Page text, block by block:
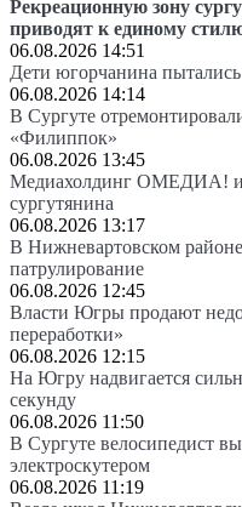
Рекреационную зону
приводят к единому
06.08.2026 14:51
Дети югорчанина пытались
06.08.2026 14:14
В Сургуте
«Филиппок»
06.08.2026 13:45
Медиахолдинг ОМЕДИА!
сургутянина
06.08.2026 13:17
В Нижневартовском
патрулирование
06.08.2026 12:45
Власти Югры продают
переработки»
06.08.2026 12:15
На Югру надвигается
секунду
06.08.2026 11:50
В Сургуте велосипедист
электроскутером
06.08.2026 11:19